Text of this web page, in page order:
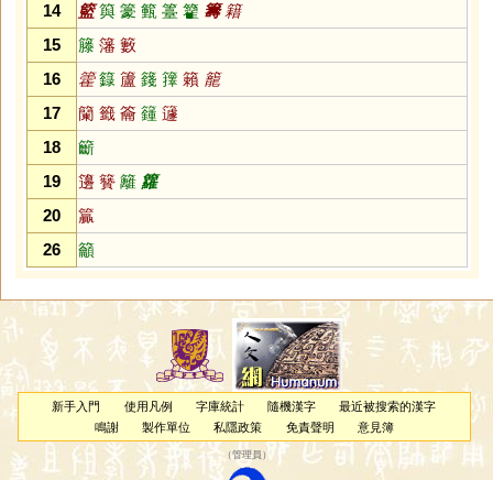
14
籃 籅 籇 籈 籉 籊 籌 籍
15
籐 籓 籔
16
籗 籙 籚 籛 籜 籟 籠
17
籣 籤 籥 籦 籧
18
籪
19
籩 籫 籬 籮
20
籯
26
籲
新手入門 使用凡例 字庫統計 隨機漢字
最近被搜索的漢字
鳴謝
製作單位 私隱政策 免責聲明 意見簿
（管理員 ）